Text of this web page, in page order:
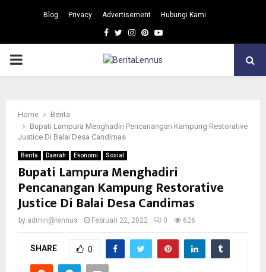
Blog Privacy Advertisement Hubungi Kami
Facebook
TwitterInstagram
Pinterest
Youtube
PRIMARY
Home
Berita
Bupati Lampura Menghadiri Pencanangan Kampung Restorative
Justice Di Balai Desa Candimas
Berita Daerah Ekonomi Sosial
Bupati Lampura Menghadiri
Pencanangan Kampung Restorative
Justice Di Balai Desa Candimas
by admin@lennus Februari 22, 2022 0 626
SHARE 0